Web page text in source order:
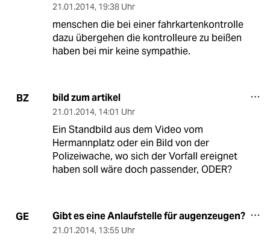
21.01.2014, 19:38 Uhr
menschen die bei einer fahrkartenkontrolle
dazu übergehen die kontrolleure zu beißen
haben bei mir keine sympathie.
BZ bild zum artikel
21.01.2014, 14:01 Uhr
Ein Standbild aus dem Video vom
Hermannplatz oder ein Bild von der
Polizeiwache, wo sich der Vorfall ereignet
haben soll wäre doch passender, ODER?
GE Gibt es eine Anlaufstelle für augenzeugen?
21.01.2014, 13:55 Uhr